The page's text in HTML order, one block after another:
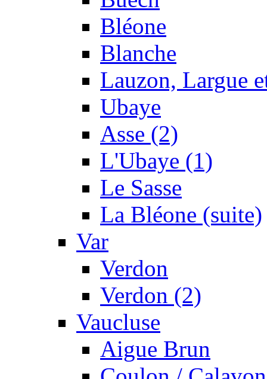
Bléone
Blanche
Lauzon, Largue
Ubaye
Asse (2)
L'Ubaye (1)
Le Sasse
La Bléone (suite)
Var
Verdon
Verdon (2)
Vaucluse
Aigue Brun